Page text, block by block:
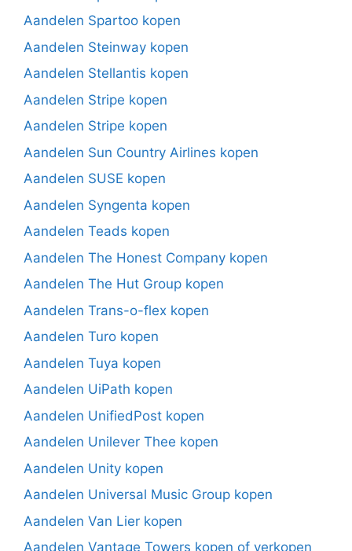
Aandelen Spartoo kopen
Aandelen Steinway kopen
Aandelen Stellantis kopen
Aandelen Stripe kopen
Aandelen Stripe kopen
Aandelen Sun Country Airlines kopen
Aandelen SUSE kopen
Aandelen Syngenta kopen
Aandelen Teads kopen
Aandelen The Honest Company kopen
Aandelen The Hut Group kopen
Aandelen Trans-o-flex kopen
Aandelen Turo kopen
Aandelen Tuya kopen
Aandelen UiPath kopen
Aandelen UnifiedPost kopen
Aandelen Unilever Thee kopen
Aandelen Unity kopen
Aandelen Universal Music Group kopen
Aandelen Van Lier kopen
Aandelen Vantage Towers kopen of verkopen